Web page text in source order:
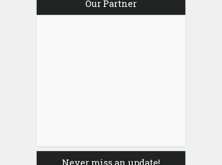
Our Partner
Never miss an update!